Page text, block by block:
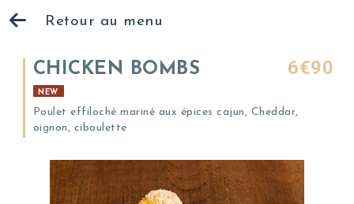
Retour au menu
CHICKEN BOMBS 6€90
NEW
Poulet effiloché mariné aux épices cajun, Cheddar,
oignon, ciboulette